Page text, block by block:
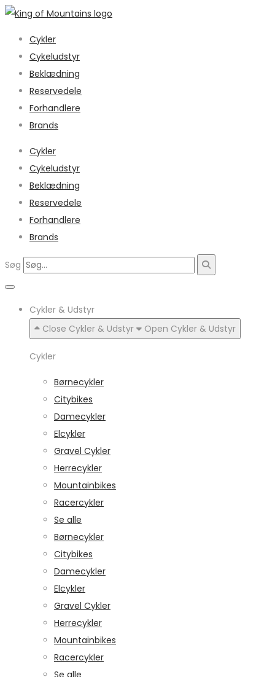
Cykler
Cykeludstyr
Beklædning
Reservedele
Forhandlere
Brands
Cykler
Cykeludstyr
Beklædning
Reservedele
Forhandlere
Brands
Søg
Cykler & Udstyr
Close Cykler & Udstyr
Open Cykler & Udstyr
Cykler
Børnecykler
Citybikes
Damecykler
Elcykler
Gravel Cykler
Herrecykler
Mountainbikes
Racercykler
Se alle
Børnecykler
Citybikes
Damecykler
Elcykler
Gravel Cykler
Herrecykler
Mountainbikes
Racercykler
Se alle